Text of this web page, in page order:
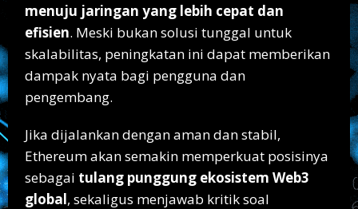
menuju jaringan yang lebih cepat dan
efisien. Meski bukan solusi tunggal untuk
skalabilitas, peningkatan ini dapat memberikan
dampak nyata bagi pengguna dan
pengembang.
Jika dijalankan dengan aman dan stabil,
Ethereum akan semakin memperkuat posisinya
sebagai tulang punggung ekosistem Web3
global, sekaligus menjawab kritik soal